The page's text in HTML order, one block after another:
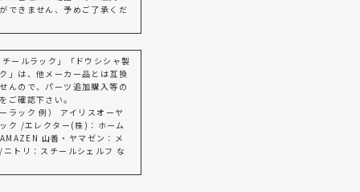
できません、予めご了承くだ
チールラック」「ドウシシャ製
」は、他メーカー品とは互換
んので、パーツ追加購入等の
ご確認下さい。
ラック 例） アイリスオーヤ
ク /エレクター(株)：ホーム
山善・ヤマゼン：メ
トリ：スチールシェルフ な